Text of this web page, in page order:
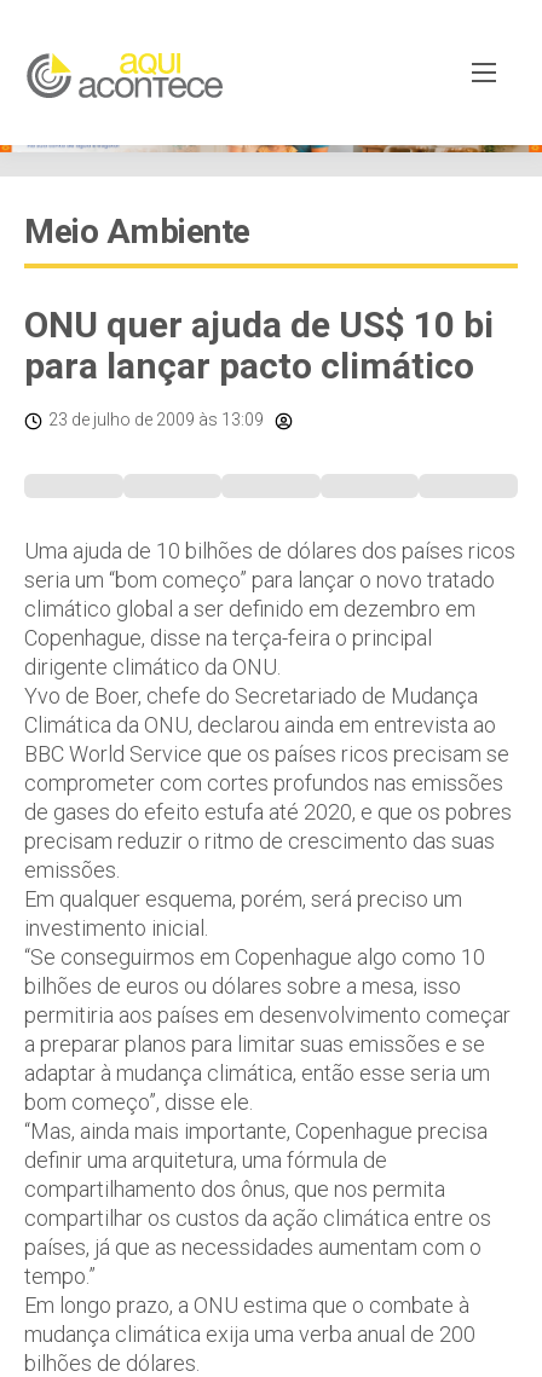
Meio Ambiente
ONU quer ajuda de US$ 10 bi
para lançar pacto climático
23 de julho de 2009 às 13:09
Uma ajuda de 10 bilhões de dólares dos países ricos
seria um “bom começo” para lançar o novo tratado
climático global a ser definido em dezembro em
Copenhague, disse na terça-feira o principal
dirigente climático da ONU.
Yvo de Boer, chefe do Secretariado de Mudança
Climática da ONU, declarou ainda em entrevista ao
BBC World Service que os países ricos precisam se
comprometer com cortes profundos nas emissões
de gases do efeito estufa até 2020, e que os pobres
precisam reduzir o ritmo de crescimento das suas
emissões.
Em qualquer esquema, porém, será preciso um
investimento inicial.
“Se conseguirmos em Copenhague algo como 10
bilhões de euros ou dólares sobre a mesa, isso
permitiria aos países em desenvolvimento começar
a preparar planos para limitar suas emissões e se
adaptar à mudança climática, então esse seria um
bom começo”, disse ele.
“Mas, ainda mais importante, Copenhague precisa
definir uma arquitetura, uma fórmula de
compartilhamento dos ônus, que nos permita
compartilhar os custos da ação climática entre os
países, já que as necessidades aumentam com o
tempo.”
Em longo prazo, a ONU estima que o combate à
mudança climática exija uma verba anual de 200
bilhões de dólares.